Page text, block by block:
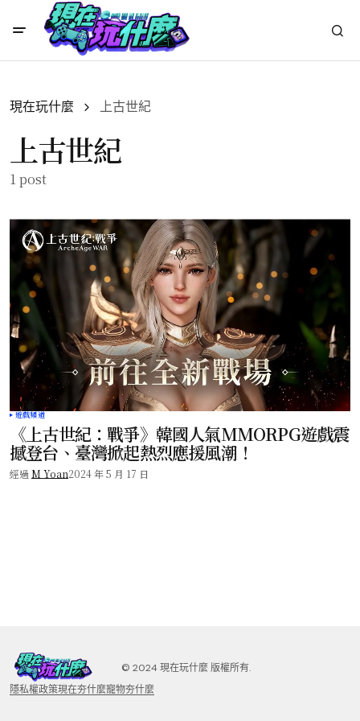
現在玩什麼 上古世紀
上古世紀
1 post
遊戲頻道
《上古世紀：戰爭》韓國人氣MMORPG遊戲震
撼登台、臺灣掀起熱烈應援風潮！
經過 M Yoan2024 年 5 月 17 日
©️ 2024 現在玩什麼 版權所有.
隱私權政策現在夯什麼寵物夯什麼